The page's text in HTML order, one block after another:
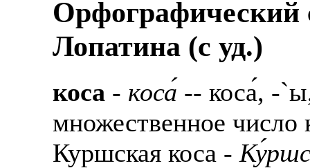
Орфографический
Лопатина (c уд.)
коса - коса́ -- коса́, -
множественное число
Куршская коса -